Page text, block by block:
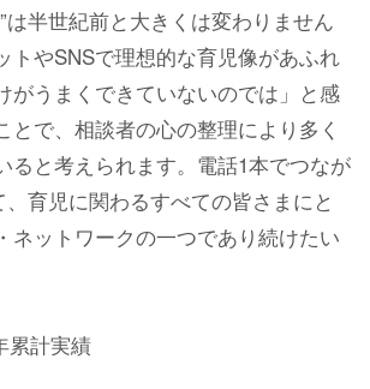
は半世紀前と大きくは変わりません
トやSNSで理想的な育児像があふれ
がうまくできていないのでは」と感
とで、相談者の心の整理により多く
ると考えられます。電話1本でつなが
、育児に関わるすべての皆さまにと
ネットワークの一つであり続けたい
累計実績